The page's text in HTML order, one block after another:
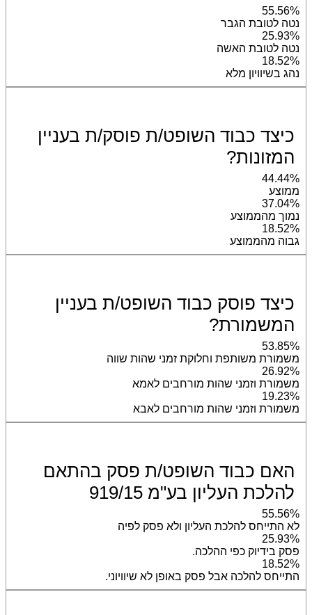
55.56%
נטה לטובת הגבר
25.93%
נטה לטובת האשה
18.52%
נהג בשיוויון מלא
כיצד כבוד השופט/ת פוסק/ת בעניין
המזונות?
44.44%
ממוצע
37.04%
נמוך מהממוצע
18.52%
גבוה מהממוצע
כיצד פוסק כבוד השופט/ת בעניין
המשמורת?
53.85%
משמורת משותפת וחלוקת זמני שהות שווה
26.92%
משמורת וזמני שהות מורחבים לאמא
19.23%
משמורת וזמני שהות מורחבים לאבא
האם כבוד השופט/ת פסק בהתאם
להלכת העליון בע"מ 919/15
55.56%
לא התייחס להלכת העליון ולא פסק לפיה
25.93%
פסק בידיוק כפי ההלכה.
18.52%
התייחס להלכה אבל פסק באופן לא שיוויוני.